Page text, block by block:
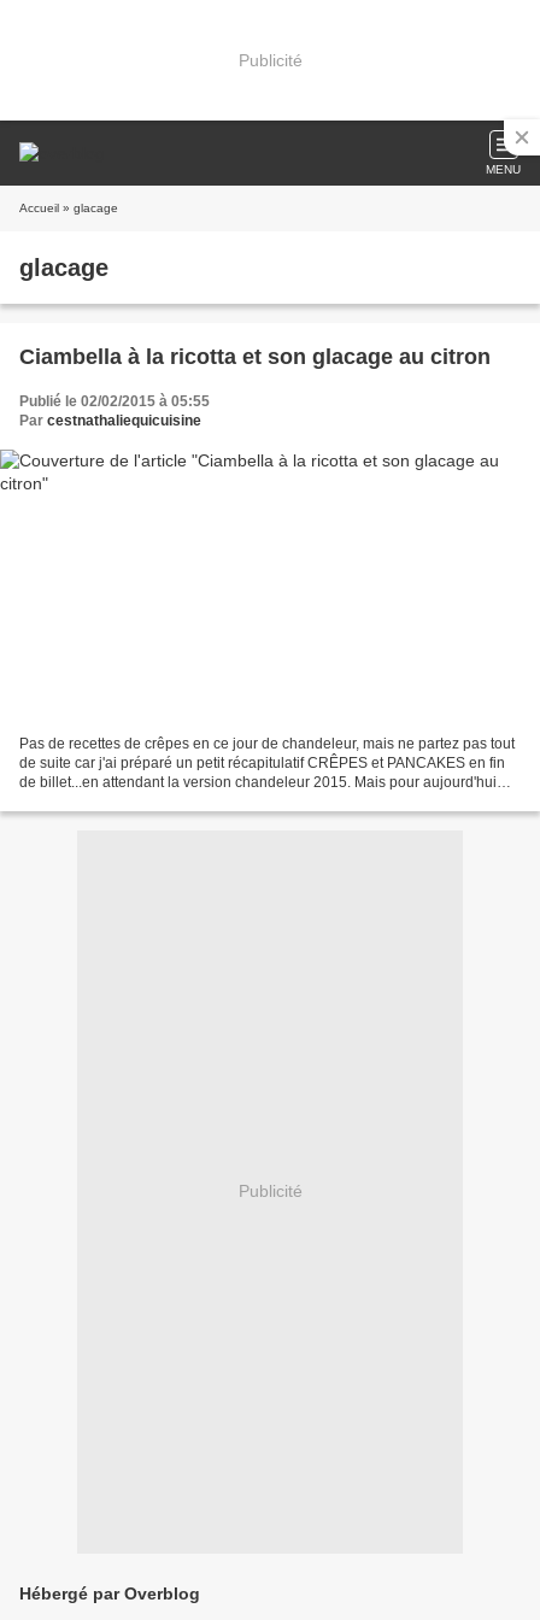
Publicité
MENU
Accueil » glacage
glacage
Ciambella à la ricotta et son glacage au citron
Publié le 02/02/2015 à 05:55
Par cestnathaliequicuisine
Pas de recettes de crêpes en ce jour de chandeleur, mais ne partez pas tout
de suite car j'ai préparé un petit récapitulatif CRÊPES et PANCAKES en fin
de billet...en attendant la version chandeleur 2015. Mais pour aujourd'hui
Publicité
Hébergé par Overblog